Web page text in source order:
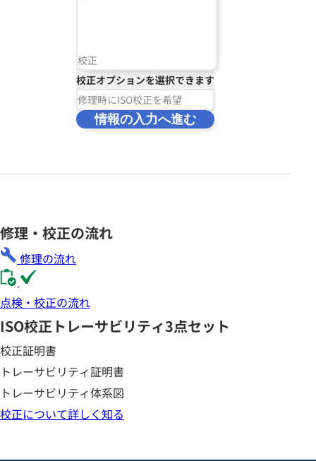
校正
校正オプションを選択できます
修理時にISO校正を希望
情報の入力へ進む
修理・校正の流れ
修理の流れ
点検・校正の流れ
ISO校正 トレーサビリティ3点セット
校正証明書
トレーサビリティ証明書
トレーサビリティ体系図
校正について詳しく知る